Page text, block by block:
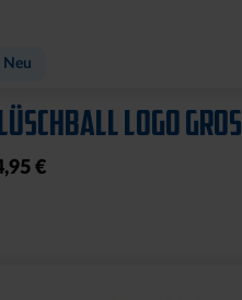
Neu
LOGO GROSS
€